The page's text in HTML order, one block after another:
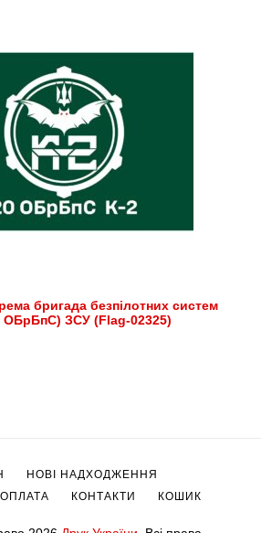
бригада безпілотних систем
ОБрБпС) ЗСУ (Flag-02325)
НОВІ НАДХОДЖЕННЯ
КОНТАКТИ КОШИК